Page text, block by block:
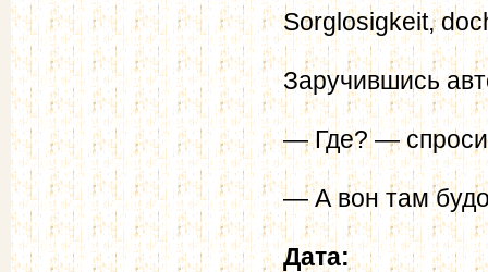
Sorglosigkeit,
Заручившись
— Где? —
— А вон там
Дата: